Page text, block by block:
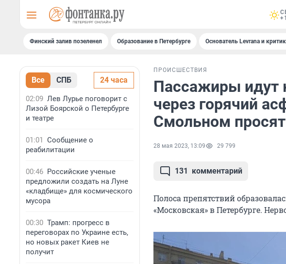
Финский залив позеленел Образование в Петербурге Основатель Levrana и
Все СПБ 24 часа
02:09 Лев Лурье поговорит с
Лизой Боярской о Петербурге
и театре
01:01 Сообщение о
реабилитации
00:46 Российские ученые
предложили создать на Луне
«кладбище» для космического
мусора
00:30 Трамп: прогресс в
переговорах по Украине есть,
но новых ракет Киев не
получит
ПРОИСШЕСТВИЯ
Пассажиры идут
через горячий
Смольном
28 мая 2023, 13:09 29 799
131 комментарий
Полоса препятствий
«Московская» в Петербурге.